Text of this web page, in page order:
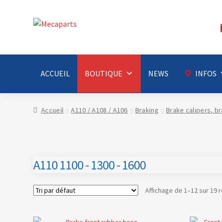
Aller
Aller
ACCUEIL BOUTIQUE NEWS INFOS
Accueil A110 / A108 / A106 Braking Brake calipers,
A110 1100 - 1300 - 1600
Affichage de 1–12 sur 19